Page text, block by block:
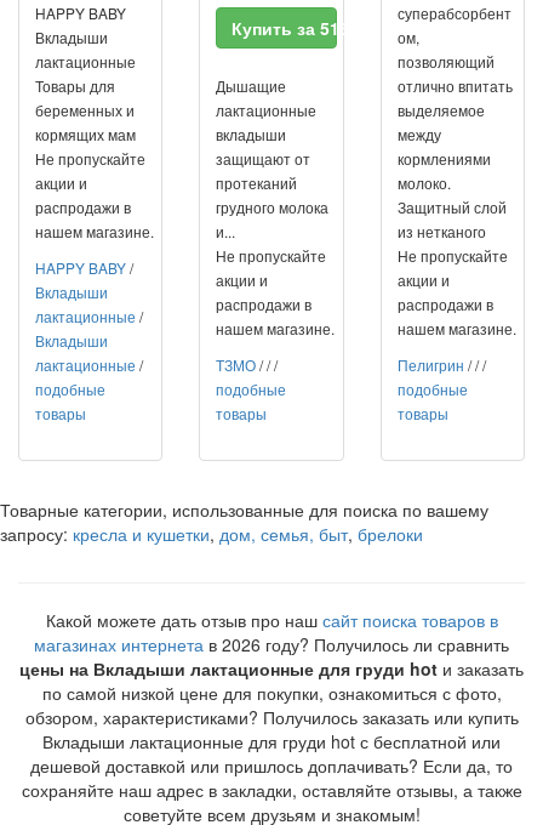
HAPPY BABY
Вкладыши
лактационные
Товары для
беременных и
кормящих мам
Не пропускайте
акции и
распродажи в
нашем магазине.
HAPPY BABY/
Вкладыши
лактационные /
Вкладыши
лактационные /
подобные
товары
Купить за 516 RUR
Дышащие
лактационные
вкладыши
защищают от
протеканий
грудного молока
и...
Не пропускайте
акции и
распродажи в
нашем магазине.
ТЗМО///
подобные
товары
суперабсорбент
ом,
позволяющий
отлично впитать
выделяемое
между
кормлениями
молоко.
Защитный слой
из нетканого
Не пропускайте
акции и
распродажи в
нашем магазине.
Пелигрин ///
подобные
товары
Товарные категории, использованные для поиска по вашему
запросу: кресла и кушетки, дом, семья, быт, брелоки
Какой можете дать отзыв про наш сайт поиска товаров в
магазинах интернета в 2026 году? Получилось ли сравнить
цены на Вкладыши лактационные для груди hot и заказать
по самой низкой цене для покупки, ознакомиться с фото,
обзором, характеристиками? Получилось заказать или купить
Вкладыши лактационные для груди hot с бесплатной или
дешевой доставкой или пришлось доплачивать? Если да, то
сохраняйте наш адрес в закладки, оставляйте отзывы, а также
советуйте всем друзьям и знакомым!